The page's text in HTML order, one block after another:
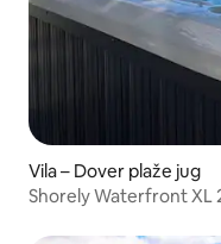
Vila – Dover plaže jug
Shorely Waterfront XL